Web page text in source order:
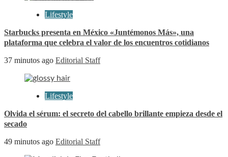
Lifestyle
Starbucks presenta en México «Juntémonos Más», una
plataforma que celebra el valor de los encuentros cotidianos
37 minutos ago Editorial Staff
Lifestyle
Olvida el sérum: el secreto del cabello brillante empieza desde el
secado
49 minutos ago Editorial Staff